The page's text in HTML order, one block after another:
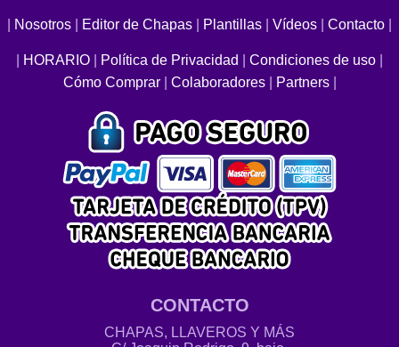
Nosotros Editor de Chapas Plantillas Vídeos Contacto
HORARIO Política de Privacidad Condiciones de uso
Cómo Comprar
Colaboradores Partners
CONTACTO
CHAPAS, LLAVEROS Y MÁS